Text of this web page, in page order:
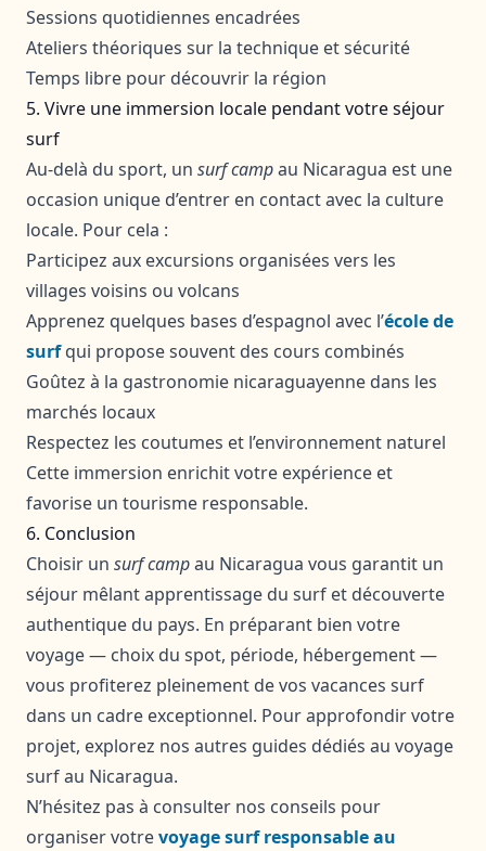
Sessions quotidiennes encadrées
Ateliers théoriques sur la technique et sécurité
Temps libre pour découvrir la région
5. Vivre une immersion locale pendant votre séjour
surf
Au-delà du sport, un surf campau Nicaragua est une
occasion unique d’entrer en contact avec la culture
locale. Pour cela :
Participez aux excursions organisées vers les
villages voisins ou volcans
Apprenez quelques bases d’espagnol avec l’école de
surfqui propose souvent des cours combinés
Goûtez à la gastronomie nicaraguayenne dans les
marchés locaux
Respectez les coutumes et l’environnement naturel
Cette immersion enrichit votre expérience et
favorise un tourisme responsable.
6. Conclusion
Choisir un surf campau Nicaragua vous garantit un
séjour mêlant apprentissage du surf et découverte
authentique du pays. En préparant bien votre
voyage — choix du spot, période, hébergement —
vous profiterez pleinement de vos vacances surf
dans un cadre exceptionnel. Pour approfondir votre
projet, explorez nos autres guides dédiés au voyage
surf au Nicaragua.
N’hésitez pas à consulter nos conseils pour
organiser votrevoyage surf responsable au